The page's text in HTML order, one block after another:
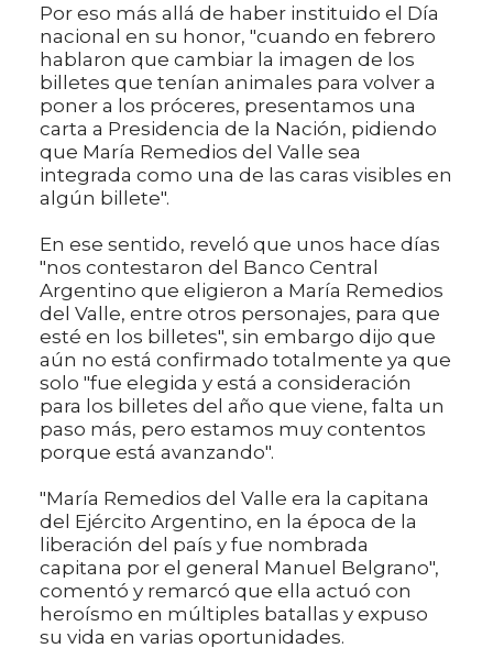
Por eso más allá de haber instituido el Día
nacional en su honor, "cuando en febrero
hablaron que cambiar la imagen de los
billetes que tenían animales para volver a
poner a los próceres, presentamos una
carta a Presidencia de la Nación, pidiendo
que María Remedios del Valle sea
integrada como una de las caras visibles en
algún billete".
En ese sentido, reveló que unos hace días
"nos contestaron del Banco Central
Argentino que eligieron a María Remedios
del Valle, entre otros personajes, para que
esté en los billetes", sin embargo dijo que
aún no está confirmado totalmente ya que
solo "fue elegida y está a consideración
para los billetes del año que viene, falta un
paso más, pero estamos muy contentos
porque está avanzando".
"María Remedios del Valle era la capitana
del Ejército Argentino, en la época de la
liberación del país y fue nombrada
capitana por el general Manuel Belgrano",
comentó y remarcó que ella actuó con
heroísmo en múltiples batallas y expuso
su vida en varias oportunidades.